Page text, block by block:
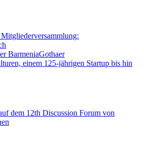
BarmeniaGothaer
einem 125-jährigen Startup bis hin
dem 12th Discussion Forum von